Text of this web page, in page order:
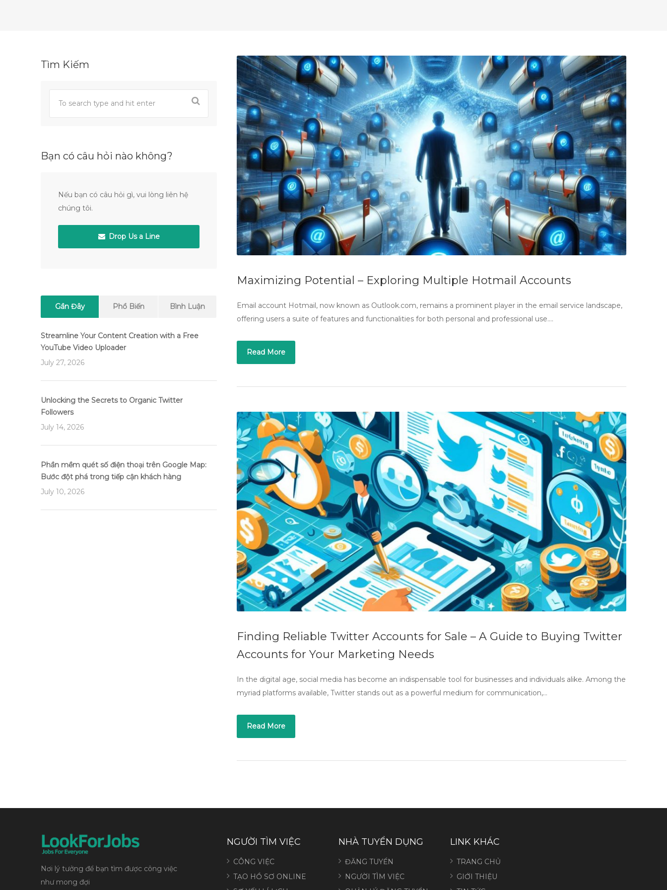
Maximizing Potential – Exploring Multiple Hotmail Accounts
Email account Hotmail, now known as Outlook.com, remains a prominent player in the email service landscape,
offering users a suite of features and functionalities for both personal and professional use….
Read More
Finding Reliable Twitter Accounts for Sale – A Guide to Buying Twitter
Accounts for Your Marketing Needs
In the digital age, social media has become an indispensable tool for businesses and individuals alike. Among the
myriad platforms available, Twitter stands out as a powerful medium for communication,…
Read More
Tìm Kiếm
Bạn có câu hỏi nào không?
Nếu bạn có câu hỏi gì, vui lòng liên hệ
chúng tôi.
Drop Us a Line
Gần Đây Phổ Biến Bình Luận
Streamline Your Content Creation with a Free
YouTube Video Uploader
July 27, 2026
Unlocking the Secrets to Organic Twitter
Followers
July 14, 2026
Phần mềm quét số điện thoại trên Google Map:
Bước đột phá trong tiếp cận khách hàng
July 10, 2026
Nơi lý tưởng để bạn tìm được công việc
như mong đợi
NGƯỜI TÌM VIỆC
CÔNG VIỆC
TẠO HỒ SƠ ONLINE
NHÀ TUYỂN DỤNG
ĐĂNG TUYỂN
NGƯỜI TÌM VIỆC
LINK KHÁC
TRANG CHỦ
GIỚI THIỆU